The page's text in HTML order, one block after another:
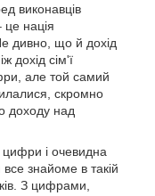
виконавців
це нація
дивно, що й дохід
дохід сім'ї
але той самий
скромно
доходу над
цифри і очевидна
знайоме в такій
З цифрами,